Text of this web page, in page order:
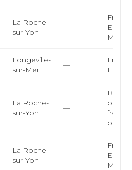
La Roche-
sur-Yon
—
Longeville-
sur-Mer
—
La Roche-
sur-Yon
—
Bar à
La Roche-
sur-Yon
—